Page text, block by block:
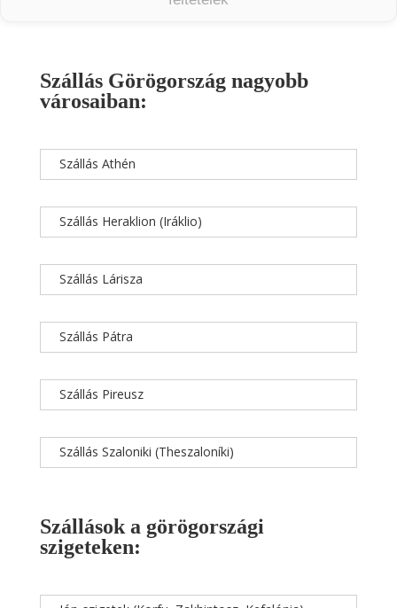
Szállás Görögország nagyobb
városaiban:
Szállás Athén
Szállás Heraklion (Iráklio)
Szállás Lárisza
Szállás Pátra
Szállás Pireusz
Szállás Szaloniki (Theszaloníki)
Szállások a görögországi
szigeteken: